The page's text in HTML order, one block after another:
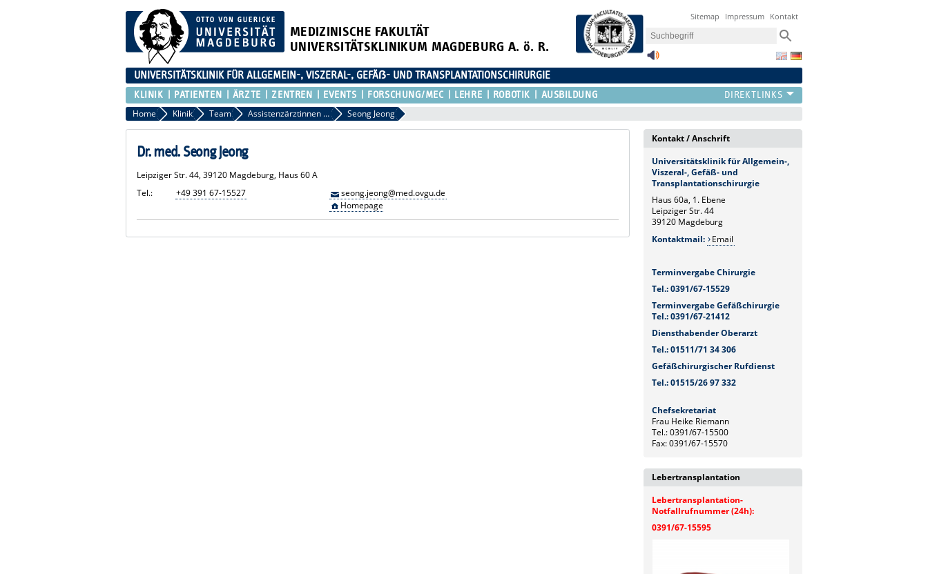
MEDIZINISCHE FAKULTÄT
UNIVERSITÄTSKLINIKUM MAGDEBURG A. ö. R.
Sitemap Impressum Kontakt
UNIVERSITÄTSKLINIK FÜR ALLGEMEIN-, VISZERAL-, GEFÄẞ- UND TRANSPLANTATIONSCHIRURGIE
KLINIK PATIENTEN ÄRZTE ZENTREN EVENTS FORSCHUNG/MEC LEHRE ROBOTIK AUSBILDUNG
Home Klinik Team Assistenzärztinnen / Assistenzärzte Seong Jeong
Dr. med. Seong Jeong
Leipziger Str. 44, 39120 Magdeburg, Haus 60 A
Tel.:
+49 391 67-15527
seong.jeong@med.ovgu.de
Homepage
Kontakt / Anschrift
Universitätsklinik für Allgemein-,
Viszeral-, Gefäß- und
Transplantationschirurgie
Haus 60a, 1. Ebene
Leipziger Str. 44
39120 Magdeburg
Kontaktmail:
Email
Terminvergabe Chirurgie
Tel.: 0391/67-15529
Terminvergabe Gefäßchirurgie
Tel.: 0391/67-21412
Diensthabender Oberarzt
Tel.: 01511/71 34 306
Gefäßchirurgischer Rufdienst
Tel.: 01515/26 97 332
Chefsekretariat
Frau Heike Riemann
Tel.: 0391/67-15500
Fax: 0391/67-15570
Lebertransplantation
Lebertransplantation-
Notfallrufnummer (24h):
0391/67-15595